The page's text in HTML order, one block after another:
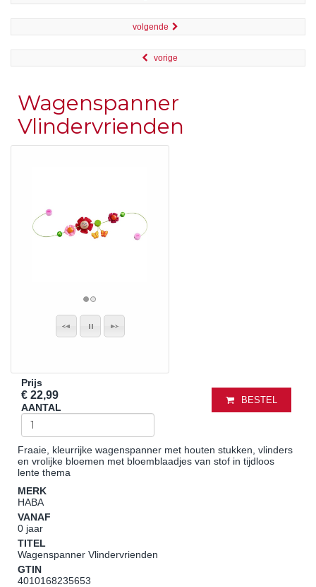
volgende
vorige
Wagenspanner
Vlindervrienden
Prijs
€ 22,99
AANTAL
BESTEL
Fraaie, kleurrijke wagenspanner met houten stukken, vlinders
en vrolijke bloemen met bloemblaadjes van stof in tijdloos
lente thema
MERK
HABA
VANAF
0 jaar
TITEL
Wagenspanner Vlindervrienden
GTIN
4010168235653